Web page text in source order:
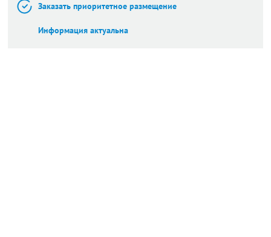
Заказать приоритетное размещение
Информация актуальна